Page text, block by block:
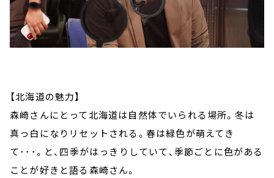
【北海道の魅力】
森崎さんにとって北海道は自然体でいられる場所。冬は
真っ白になりリセットされる。春は緑色が萌えてき
て･･･。と、四季がはっきりしていて、季節ごとに色がある
ことが好きと語る森崎さん。